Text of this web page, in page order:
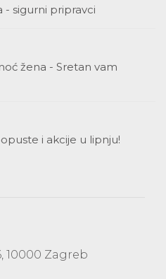
- sigurni pripravci
žena - Sretan vam
i akcije u lipnju!
10000 Zagreb